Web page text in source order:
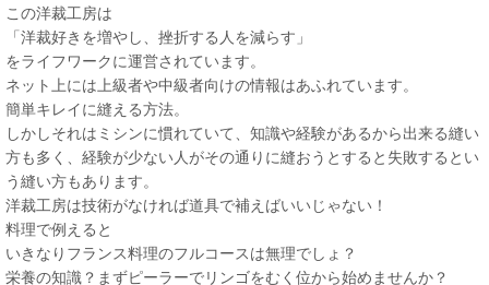
この洋裁工房は
「洋裁好きを増やし、挫折する人を減らす」
をライフワークに運営されています。
ネット上には上級者や中級者向けの情報はあふれています。
簡単キレイに縫える方法。
しかしそれはミシンに慣れていて、知識や経験があるから出来る縫い
方も多く、経験が少ない人がその通りに縫おうとすると失敗するとい
う縫い方もあります。
洋裁工房は技術がなければ道具で補えばいいじゃない！
料理で例えると
いきなりフランス料理のフルコースは無理でしょ？
栄養の知識？まずピーラーでリンゴをむく位から始めませんか？